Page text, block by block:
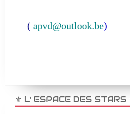
( apvd@outlook.be)
⚜️ L' ESPACE DES STARS